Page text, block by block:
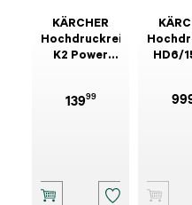
KÄRCHER
Hochdruckreiniger
K2 Power
13999
HD6/